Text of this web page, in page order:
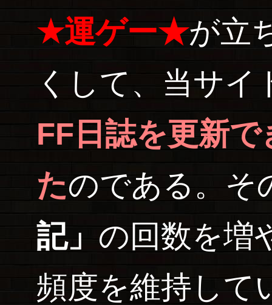
★運ゲー★が立
くして、当サイ
FF日誌を更新
たのである。そ
記」 の回数を増
頻度を維持して